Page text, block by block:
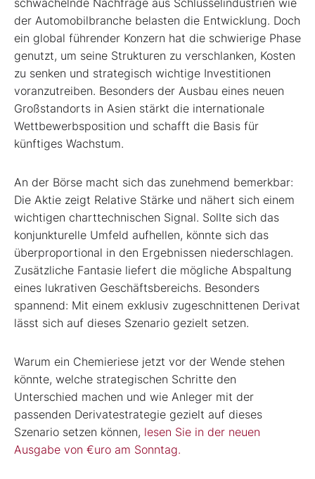
schwächelnde Nachfrage aus Schlüsselindustrien wie
der Automobilbranche belasten die Entwicklung. Doch
ein global führender Konzern hat die schwierige Phase
genutzt, um seine Strukturen zu verschlanken, Kosten
zu senken und strategisch wichtige Investitionen
voranzutreiben. Besonders der Ausbau eines neuen
Großstandorts in Asien stärkt die internationale
Wettbewerbsposition und schafft die Basis für
künftiges Wachstum.
An der Börse macht sich das zunehmend bemerkbar:
Die Aktie zeigt Relative Stärke und nähert sich einem
wichtigen charttechnischen Signal. Sollte sich das
konjunkturelle Umfeld aufhellen, könnte sich das
überproportional in den Ergebnissen niederschlagen.
Zusätzliche Fantasie liefert die mögliche Abspaltung
eines lukrativen Geschäftsbereichs. Besonders
spannend: Mit einem exklusiv zugeschnittenen Derivat
lässt sich auf dieses Szenario gezielt setzen.
Warum ein Chemieriese jetzt vor der Wende stehen
könnte, welche strategischen Schritte den
Unterschied machen und wie Anleger mit der
passenden Derivatestrategie gezielt auf dieses
Szenario setzen können, lesen Sie in der neuen
Ausgabe von €uro am Sonntag.